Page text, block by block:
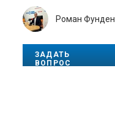
Роман Фунден
ЗАДАТЬ
ВОПРОС